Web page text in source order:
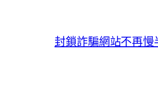
封鎖詐騙網站不再